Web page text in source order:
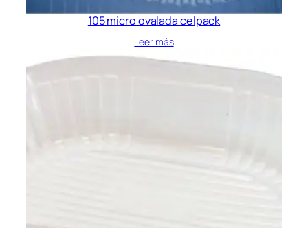
105 micro ovalada celpack
Leer más